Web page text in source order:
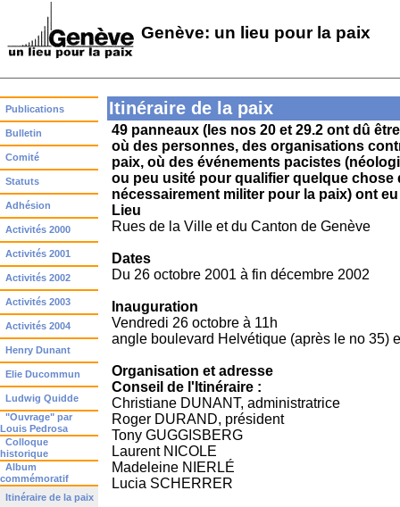
Genève: un lieu pour la paix
Publications
Bulletin
Comité
Statuts
Adhésion
Activités 2000
Activités 2001
Activités 2002
Activités 2003
Activités 2004
Henry Dunant
Elie Ducommun
Ludwig Quidde
"Ouvrage" par
Louis Pedrosa
Colloque
historique
Album
commémoratif
Itinéraire de la paix
Itinéraire de la paix
49 panneaux (les nos 20 et 29.2 ont dû
où des personnes, des organisations
paix, où des événements pacistes
ou peu usité pour qualifier quelque chose
nécessairement militer pour la paix) ont
Lieu
Rues de la Ville et du Canton de Genève
Dates
Du 26 octobre 2001 à fin décembre 2002
Inauguration
Vendredi 26 octobre à 11h
angle boulevard Helvétique (après le no 35)
Organisation et adresse
Conseil de l'Itinéraire :
Christiane DUNANT, administratrice
Roger DURAND, président
Tony GUGGISBERG
Laurent NICOLE
Madeleine NIERLÉ
Lucia SCHERRER